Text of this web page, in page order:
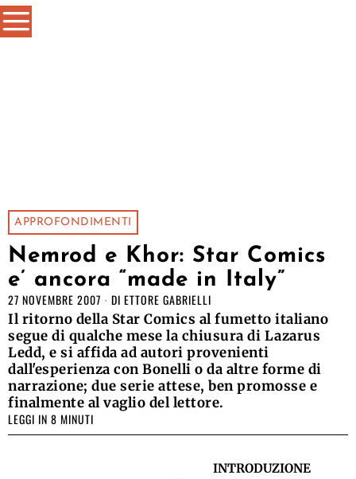
APPROFONDIMENTI
Nemrod e Khor: Star Comics
e’ ancora “made in Italy”
27 NOVEMBRE 2007 DI ETTORE GABRIELLI
Il ritorno della Star Comics al fumetto italiano
segue di qualche mese la chiusura di Lazarus
Ledd, e si affida ad autori provenienti
dall'esperienza con Bonelli o da altre forme di
narrazione; due serie attese, ben promosse e
finalmente al vaglio del lettore.
LEGGI IN 8 MINUTI
INTRODUZIONE